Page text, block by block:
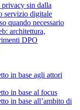
privacy sin dalla
servizio digitale
quando necessario
architettura,
DPO
in base agli attori
in base al focus
in base all’ambito di